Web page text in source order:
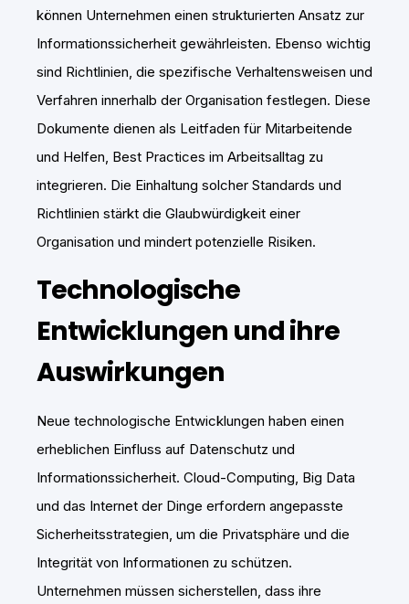
können Unternehmen einen strukturierten Ansatz zur
Informationssicherheit gewährleisten. Ebenso wichtig
sind Richtlinien, die spezifische Verhaltensweisen und
Verfahren innerhalb der Organisation festlegen. Diese
Dokumente dienen als Leitfaden für Mitarbeitende
und Helfen, Best Practices im Arbeitsalltag zu
integrieren. Die Einhaltung solcher Standards und
Richtlinien stärkt die Glaubwürdigkeit einer
Organisation und mindert potenzielle Risiken.
Technologische
Entwicklungen und ihre
Auswirkungen
Neue technologische Entwicklungen haben einen
erheblichen Einfluss auf Datenschutz und
Informationssicherheit. Cloud-Computing, Big Data
und das Internet der Dinge erfordern angepasste
Sicherheitsstrategien, um die Privatsphäre und die
Integrität von Informationen zu schützen.
Unternehmen müssen sicherstellen, dass ihre